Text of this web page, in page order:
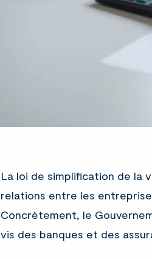
La loi de simplification de la
relations entre les
Concrètement, le
vis des banques et des